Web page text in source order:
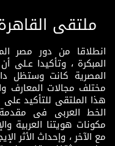
ملتقى
انطلاقا من دور مصر
المبكرة ، وتأكيدا
المصرية كانت وستظل
مختلف مجالات المعارف
هذا الملتقى للتأكيد على
الخط العربى فى مقدمة
مكونات هويتنا العربية
مع الآخر ، وإحداث الأثر